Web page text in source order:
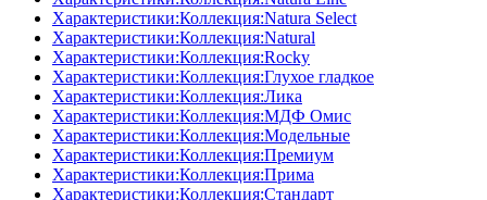
Характеристики:Коллекция:Natura Select
Характеристики:Коллекция:Natural
Характеристики:Коллекция:Rocky
Характеристики:Коллекция:Глухое гладкое
Характеристики:Коллекция:Лика
Характеристики:Коллекция:МДФ Омис
Характеристики:Коллекция:Модельные
Характеристики:Коллекция:Премиум
Характеристики:Коллекция:Прима
Характеристики:Коллекция:Стандарт